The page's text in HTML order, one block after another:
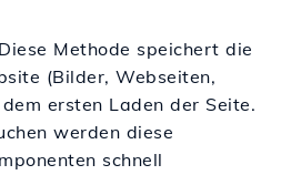
Diese Methode speichert die
(Bilder, Webseiten,
ersten Laden der Seite.
werden diese
schnell